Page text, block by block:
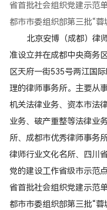
省首批社会组织党建示范
都市市委组织部第三批“蓉
北京安博（成都）律
准设立并在成都中央商务
区天府一街535号两江国
理的律师事务所。主要从
机关法律业务、资本市法
业务、破产重整等法律业
所、成都市优秀律师事务
律师行业文化名所、四川
党的建设工作省级市示范
省首批社会组织党建示范
都市市委组织部第三批“蓉